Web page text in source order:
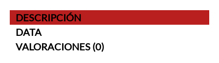
DESCRIPCIÓN
DATA
VALORACIONES (0)